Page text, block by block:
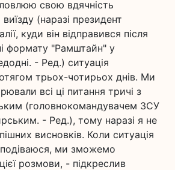
свою вдячність
(наразі президент
куди він відправився після
формату "Рамштайн" у
- Ред.) ситуація
трьох-чотирьох днів. Ми
всі ці питання тричі з
(головнокомандувачем ЗСУ
- Ред.), тому наразі я не
висновків. Коли ситуація
ми зможемо
розмови, - підкреслив